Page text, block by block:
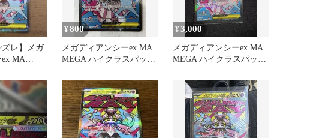
ズレ】メガ
MA
¥800
メガディアンシーex MA
MEGA ハイクラスパック
¥3,000
メガディアンシーex MA
MEGA ハイクラスパック